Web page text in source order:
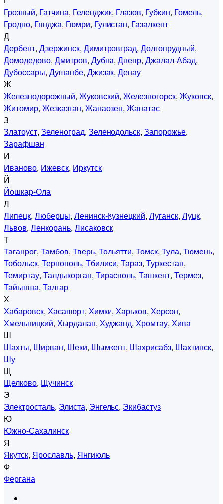
Грозный, Гатчина, Геленджик, Глазов, Губкин, Гомель,
Гродно, Гянджа, Гюмри, Гулистан, Газалкент
Д
Дербент, Дзержинск, Димитровград, Долгопрудный,
Домодедово, Дмитров, Дубна, Днепр, Джалал-Абад,
Дубоссары, Душанбе, Джизак, Денау
Ж
Железнодорожный, Жуковский, Железногорск, Жуковск,
Житомир, Жезказган, Жанаозен, Жанатас
З
Златоуст, Зеленоград, Зеленодольск, Запорожье,
Зарафшан
И
Иваново, Ижевск, Иркутск
Й
Йошкар-Ола
Л
Липецк, Люберцы, Ленинск-Кузнецкий, Луганск, Луцк,
Львов, Ленкорань, Лисаковск
Т
Таганрог, Тамбов, Тверь, Тольятти, Томск, Тула, Тюмень,
Тобольск, Тернополь, Тбилиси, Тараз, Туркестан,
Темиртау, Талдыкорган, Тирасполь, Ташкент, Термез,
Тайынша, Талгар
Х
Хабаровск, Хасавюрт, Химки, Харьков, Херсон,
Хмельницкий, Хырдалан, Худжанд, Хромтау, Хива
Ш
Шахты, Ширван, Шеки, Шымкент, Шахрисабз, Шахтинск,
Шу
Щ
Щелково, Щучинск
Э
Электросталь, Элиста, Энгельс, Экибастуз
Ю
Южно-Сахалинск
Я
Якутск, Ярославль, Янгиюль
Ф
Фергана